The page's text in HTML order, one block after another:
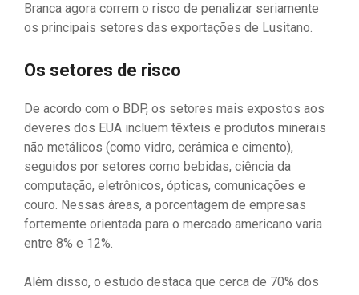
Branca agora correm o risco de penalizar seriamente
os principais setores das exportações de Lusitano.
Os setores de risco
De acordo com o BDP, os setores mais expostos aos
deveres dos EUA incluem têxteis e produtos minerais
não metálicos (como vidro, cerâmica e cimento),
seguidos por setores como bebidas, ciência da
computação, eletrônicos, ópticas, comunicações e
couro. Nessas áreas, a porcentagem de empresas
fortemente orientada para o mercado americano varia
entre 8% e 12%.
Além disso, o estudo destaca que cerca de 70% dos